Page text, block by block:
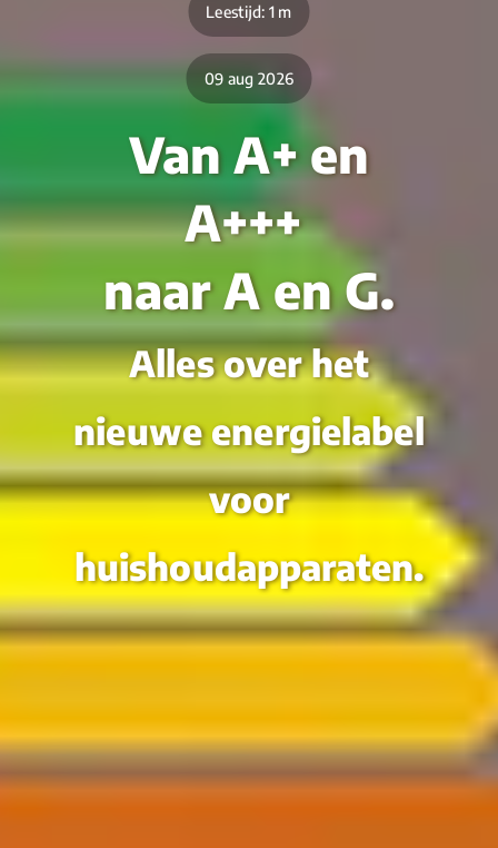
Leestijd: 1 m
09 aug 2026
Van A+ en
A+++
naar A en G.
Alles over het
nieuwe energielabel
voor
huishoudapparaten.